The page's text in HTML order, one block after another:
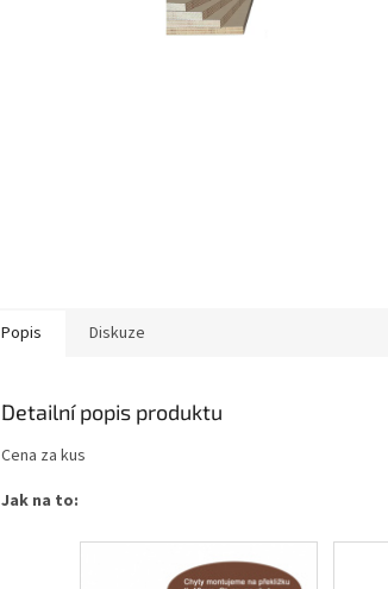
Popis Diskuze
Detailní popis produktu
Cena za kus
Jak na to: